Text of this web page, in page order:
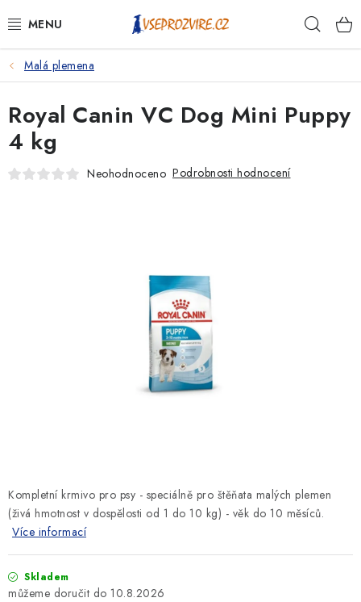
na
PSI
KOČKY
KONĚ
KRÁLÍCI/HLODAVCI/PTÁCI
Malá plemena
Kompletní krmivo pro psy - speciálně pro štěňata malých plemen
(živá hmotnost v dospělosti od 1 do 10 kg) - věk do 10 měsíců.
Více informací
Skladem
10.8.2026
Royal Canin VC Dog Mini Puppy
4 kg
Neohodnoceno Podrobnosti hodnocení